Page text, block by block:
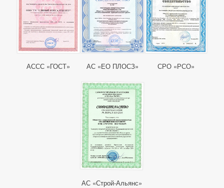
АССС «ГОСТ» АС «ЕО ПЛОСЗ» СРО «РСО»
АС «Строй-Альянс»